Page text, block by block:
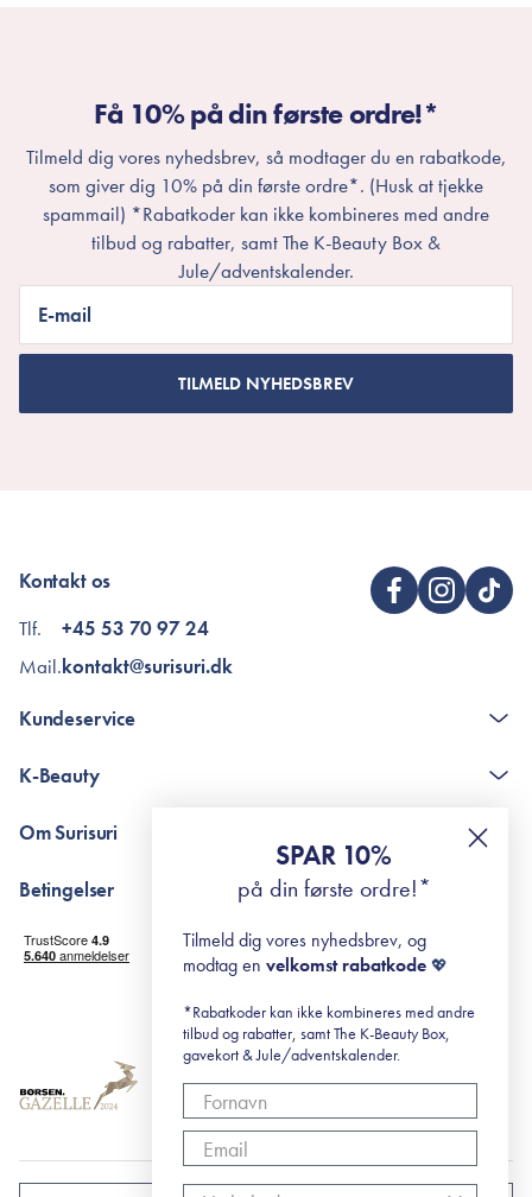
Få 10% på din første ordre!*
Tilmeld dig vores nyhedsbrev, så modtager du en rabatkode,
som giver dig 10% på din første ordre*. (Husk at tjekke
spammail) *Rabatkoder kan ikke kombineres med andre
tilbud og rabatter, samt The K-Beauty Box &
Jule/adventskalender.
E-mail
TILMELD NYHEDSBREV
Kontakt os
Tlf.
Mail.
+45 53 70 97 24
kontakt@surisuri.dk
Kundeservice
The K-Beauty Box - spørgsmål og svar
RE-ZIP
K-Beauty
Retinol for begyndere
surisuri's mini guide til rosacea
Om Surisuri
Black Friday
Betingelser
Levering og returnering
Handelsbetingelser
Abonnementsbetingelser
SPAR 10%
på din første ordre!*
Tilmeld dig vores nyhedsbrev, og
modtag en velkomst rabatkode 💖
*Rabatkoder kan ikke kombineres med andre
tilbud og rabatter, samt The K-Beauty Box,
gavekort & Jule/adventskalender.